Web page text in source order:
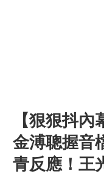
【狠狠抖內
金溥聰握音
青反應！王